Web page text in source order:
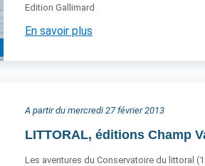
Edition Gallimard
En savoir plus
A partir du mercredi 27 février 2013
LITTORAL, éditions Champ
Les aventures du Conservatoire du littoral